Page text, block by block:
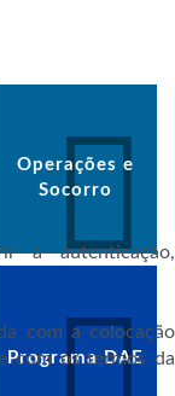
Operações e
Socorro
Programa DAE
a autenticação,
com a colocação
com os termos da